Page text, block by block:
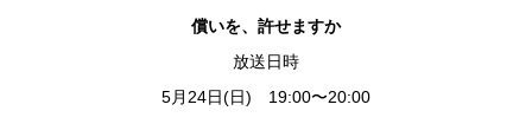
償いを、許せますか
放送日時
5月24日(日) 19:00〜20:00